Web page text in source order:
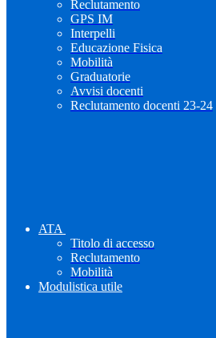
Reclutamento
GPS IM
Interpelli
Educazione Fisica
Mobilità
Graduatorie
Avvisi docenti
Reclutamento docenti 23-24
ATA
Titolo di accesso
Reclutamento
Mobilità
Modulistica utile